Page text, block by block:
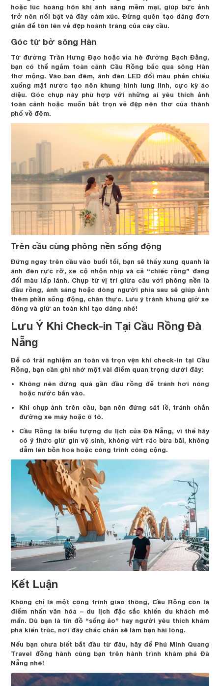
hoặc lúc hoàng hôn khi ánh sáng mềm mại, giúp bức ảnh
trở nên nổi bật và đầy cảm xúc. Đừng quên tạo dáng đơn
giản để tôn lên vẻ đẹp hoành tráng của cây cầu.
Góc từ bờ sông Hàn
Từ đường Trần Hưng Đạo hoặc vỉa hè đường Bạch Đằng,
bạn có thể ngắm toàn cảnh Cầu Rồng bắc qua sông Hàn
thơ mộng. Vào ban đêm, ánh đèn LED đổi màu phản chiếu
xuống mặt nước tạo nên khung hình lung linh, cực kỳ ảo
diệu. Góc chụp này phù hợp với những ai yêu thích ảnh
toàn cảnh hoặc muốn bắt trọn vẻ đẹp nên thơ của thành
phố về đêm.
Trên cầu cùng phông nền sống động
Đứng ngay trên cầu vào buổi tối, bạn sẽ thấy xung quanh là
ánh đèn rực rỡ, xe cộ nhộn nhịp và cả “chiếc rồng” đang
đổi màu lấp lánh. Chụp từ vị trí giữa cầu với phông nền là
đầu rồng, ánh sáng hoặc dòng người phía sau sẽ giúp ảnh
thêm phần sống động, chân thực. Lưu ý tránh khung giờ xe
đông và giữ an toàn khi tạo dáng nhé!
Lưu Ý Khi Check-in Tại Cầu Rồng Đà
Nẵng
Để có trải nghiệm an toàn và trọn vẹn khi check-in tại Cầu
Rồng, bạn cần ghi nhớ một vài điểm quan trọng dưới đây:
Không nên đứng quá gần đầu rồng để tránh hơi nóng
hoặc nước bắn vào.
Khi chụp ảnh trên cầu, bạn nên đứng sát lề, tránh chắn
đường xe máy hoặc ô tô.
Cầu Rồng là biểu tượng du lịch của Đà Nẵng, vì thế hãy
có ý thức giữ gìn vệ sinh, không vứt rác bừa bãi, không
dẫm lên bồn hoa hoặc công trình công cộng.
Kết Luận
Không chỉ là một công trình giao thông, Cầu Rồng còn là
điểm nhấn văn hóa – du lịch đặc sắc khiến du khách mê
mẩn. Dù bạn là tín đồ “sống ảo” hay người yêu thích khám
phá kiến trúc, nơi đây chắc chắn sẽ làm bạn hài lòng.
Nếu bạn chưa biết bắt đầu từ đâu, hãy để Phú Minh Quang
Travel đồng hành cùng bạn trên hành trình khám phá Đà
Nẵng nhé!